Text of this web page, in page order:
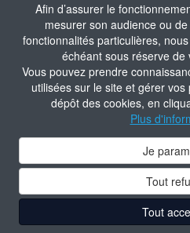
Afin d’assurer le
mesurer son audience ou
fonctionnalités particulières,
échéant sous réserve de
Vous pouvez prendre
utilisées sur le site et gérer
dépôt des cookies, en
Plus
Je
Tout
Tout